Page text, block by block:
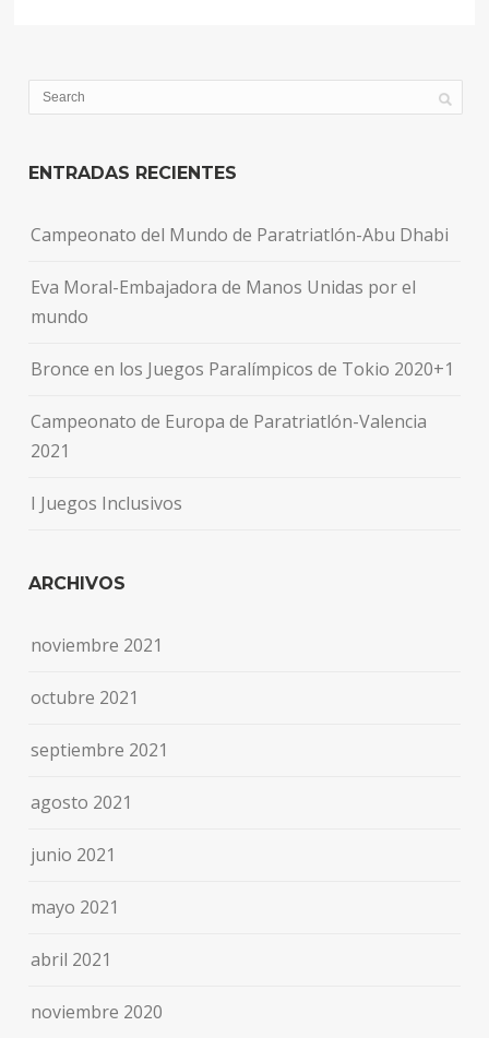
ENTRADAS RECIENTES
Campeonato del Mundo de Paratriatlón-Abu Dhabi
Eva Moral-Embajadora de Manos Unidas por el
mundo
Bronce en los Juegos Paralímpicos de Tokio 2020+1
Campeonato de Europa de Paratriatlón-Valencia
2021
I Juegos Inclusivos
ARCHIVOS
noviembre 2021
octubre 2021
septiembre 2021
agosto 2021
junio 2021
mayo 2021
abril 2021
noviembre 2020